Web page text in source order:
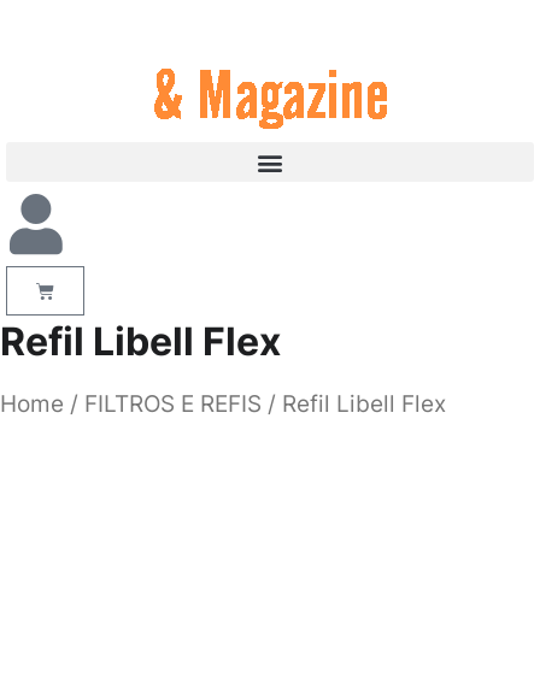
Refil Libell Flex
Home / FILTROS E REFIS / Refil Libell Flex